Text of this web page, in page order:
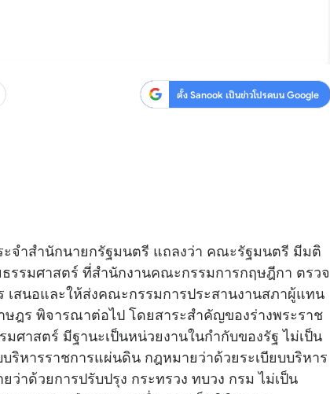
ตั้ง Sanook เป็นข่าวโปรดบน Google
ะจำสำนักนายกรัฐมนตรี แถลงว่า คณะรัฐมนตรี มีมติ
รรมศาสตร์ ที่สำนักงานคณะกรรมการกฤษฎีกา ตรวจ
สนอและให้ส่งคณะกรรมการประสานงานสภาผู้แทน
ฎร พิจารณาต่อไป โดยสาระสำคัญของร่างพระราช
าสตร์ มีฐานะเป็นหน่วยงานในกำกับของรัฐ ไม่เป็น
ริหารราชการแผ่นดิน กฎหมายว่าด้วยระเบียบบริหาร
าด้วยการปรับปรุง กระทรวง ทบวง กรม ไม่เป็น